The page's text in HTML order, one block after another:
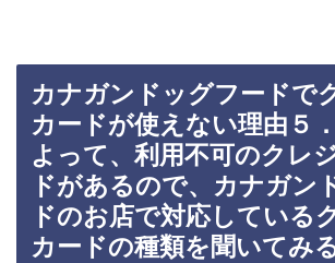
カナガンドッグフードで
カードが使えない理由５
よって、利用不可のクレ
ドがあるので、カナガン
ドのお店で対応している
カードの種類を聞いてみる